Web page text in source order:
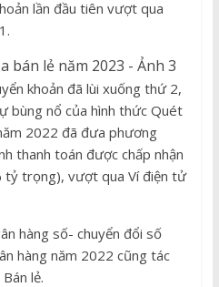
lần đầu tiên vượt qua
khoản đã lùi xuống thứ 2,
bùng nổ của hình thức Quét
2022 đã đưa phương
thanh toán được chấp nhận
tỷ trọng), vượt qua Ví điện tử
hàng số- chuyển đổi số
hàng năm 2022 cũng tác
lẻ.